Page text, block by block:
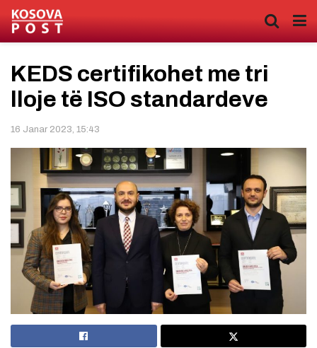
KEDS certifikohet me tri
lloje të ISO standardeve
16 Janar 2023, 15:43